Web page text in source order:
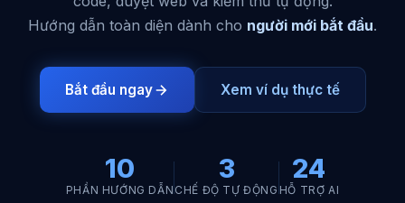
Hướng dẫn toàn diện dành cho người mới bắt đầu.
Bắt đầu ngay Xem ví dụ thực tế
10
PHẦN HƯỚNG DẪN
3
CHẾ ĐỘ TỰ ĐỘNG
24
HỖ TRỢ AI